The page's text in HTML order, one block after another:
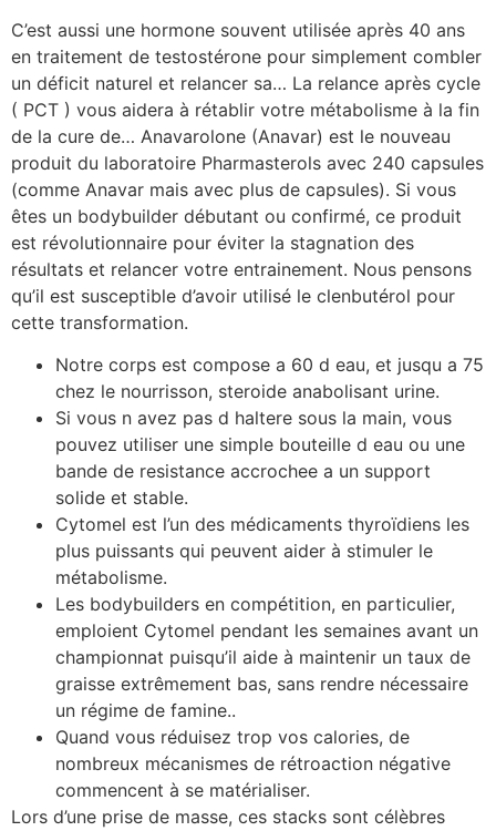
C’est aussi une hormone souvent utilisée après 40 ans
en traitement de testostérone pour simplement combler
un déficit naturel et relancer sa… La relance après cycle
( PCT ) vous aidera à rétablir votre métabolisme à la fin
de la cure de… Anavarolone (Anavar) est le nouveau
produit du laboratoire Pharmasterols avec 240 capsules
(comme Anavar mais avec plus de capsules). Si vous
êtes un bodybuilder débutant ou confirmé, ce produit
est révolutionnaire pour éviter la stagnation des
résultats et relancer votre entrainement. Nous pensons
qu’il est susceptible d’avoir utilisé le clenbutérol pour
cette transformation.
Notre corps est compose a 60 d eau, et jusqu a 75
chez le nourrisson, steroide anabolisant urine.
Si vous n avez pas d haltere sous la main, vous
pouvez utiliser une simple bouteille d eau ou une
bande de resistance accrochee a un support
solide et stable.
Cytomel est l’un des médicaments thyroïdiens les
plus puissants qui peuvent aider à stimuler le
métabolisme.
Les bodybuilders en compétition, en particulier,
emploient Cytomel pendant les semaines avant un
championnat puisqu’il aide à maintenir un taux de
graisse extrêmement bas, sans rendre nécessaire
un régime de famine..
Quand vous réduisez trop vos calories, de
nombreux mécanismes de rétroaction négative
commencent à se matérialiser.
Lors d’une prise de masse, ces stacks sont célèbres